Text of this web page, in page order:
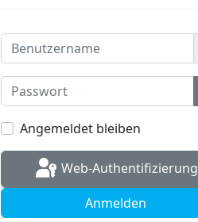
Benutzername
Passwort
Angemeldet bleiben
Web-Authentifizierung
Anmelden